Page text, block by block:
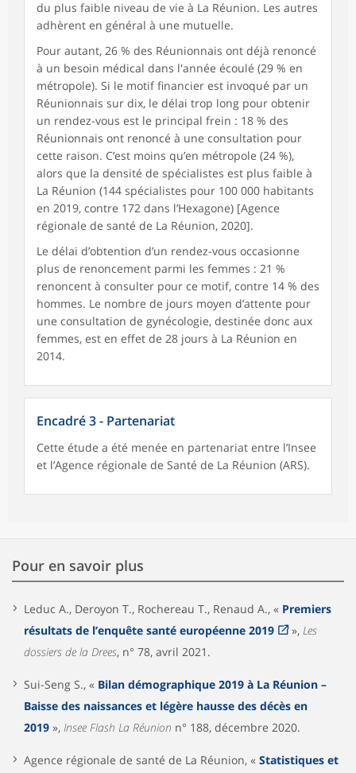
du plus faible niveau de vie à La Réunion. Les autres
adhèrent en général à une mutuelle.
Pour autant, 26 % des Réunionnais ont déjà renoncé
à un besoin médical dans l'année écoulé (29 % en
métropole). Si le motif financier est invoqué par un
Réunionnais sur dix, le délai trop long pour obtenir
un rendez-vous est le principal frein : 18 % des
Réunionnais ont renoncé à une consultation pour
cette raison. C’est moins qu’en métropole (24 %),
alors que la densité de spécialistes est plus faible à
La Réunion (144 spécialistes pour 100 000 habitants
en 2019, contre 172 dans l’Hexagone) [Agence
régionale de santé de La Réunion, 2020].
Le délai d’obtention d’un rendez-vous occasionne
plus de renoncement parmi les femmes : 21 %
renoncent à consulter pour ce motif, contre 14 % des
hommes. Le nombre de jours moyen d’attente pour
une consultation de gynécologie, destinée donc aux
femmes, est en effet de 28 jours à La Réunion en
2014.
Encadré 3 - Partenariat
Cette étude a été menée en partenariat entre l’Insee
et l’Agence régionale de Santé de La Réunion (ARS).
Pour en savoir plus
Leduc A., Deroyon T., Rochereau T., Renaud A., « Premiers
résultats de l’enquête santé européenne 2019
», Les
dossiers de la Drees, n° 78, avril 2021.
Sui-Seng S., « Bilan démographique 2019 à La Réunion –
Baisse des naissances et légère hausse des décès en
2019 », Insee Flash La Réunion n° 188, décembre 2020.
Agence régionale de santé de La Réunion, « Statistiques et